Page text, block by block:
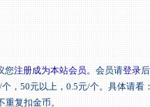
您注册成为本站会员。会员请登录
50元以上，0.5元/个。具体请看
复扣金币。